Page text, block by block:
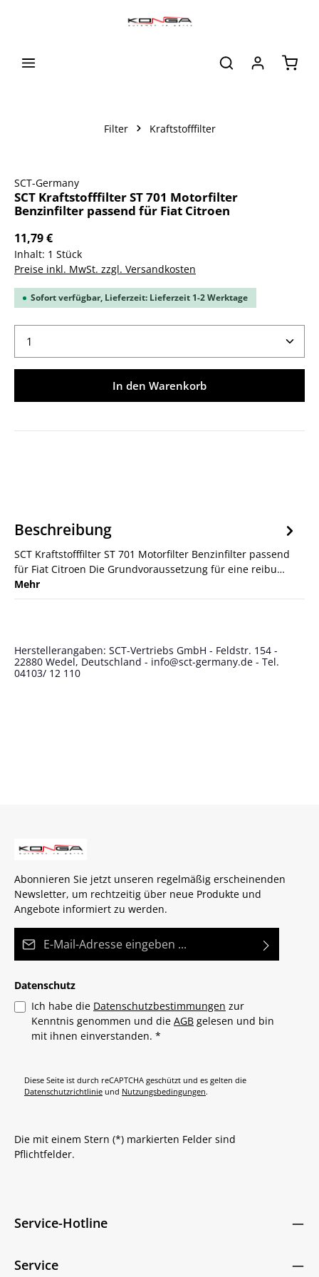
Filter Kraftstofffilter
SCT-Germany
SCT Kraftstofffilter ST 701 Motorfilter
Benzinfilter passend für Fiat Citroen
11,79 €
Inhalt: 1 Stück
Preise inkl. MwSt. zzgl. Versandkosten
Sofort verfügbar, Lieferzeit: Lieferzeit 1-2 Werktage
Produkt Anzahl: Gib den gewünschten Wert ein
In den Warenkorb
Beschreibung
SCT Kraftstofffilter ST 701 Motorfilter Benzinfilter passend
für Fiat Citroen Die Grundvoraussetzung für eine reibu…
Mehr
Herstellerangaben: SCT-Vertriebs GmbH - Feldstr. 154 -
22880 Wedel, Deutschland - info@sct-germany.de - Tel.
04103/ 12 110
Abonnieren Sie jetzt unseren regelmäßig erscheinenden
Newsletter, um rechtzeitig über neue Produkte und
Angebote informiert zu werden.
Datenschutz
Ich habe die Datenschutzbestimmungen zur
Kenntnis genommen und die AGB gelesen und bin
mit ihnen einverstanden. *
Diese Seite ist durch reCAPTCHA geschützt und es gelten die
Datenschutzrichtlinie und Nutzungsbedingungen.
Die mit einem Stern (*) markierten Felder sind
Pflichtfelder.
Service-Hotline
Service